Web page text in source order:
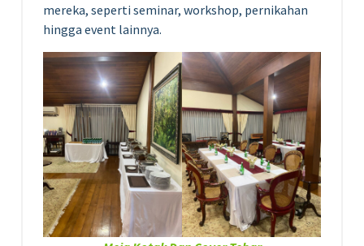
mereka, seperti seminar, workshop, pernikahan
hingga event lainnya.